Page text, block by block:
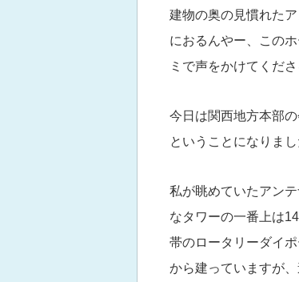
建物の奥の見慣れた
におるんやー、この
ミで声をかけてくだ
今日は関西地方本部
ということになりまし
私が眺めていたアン
なタワーの一番上は
帯のロータリーダイ
から建っていますが